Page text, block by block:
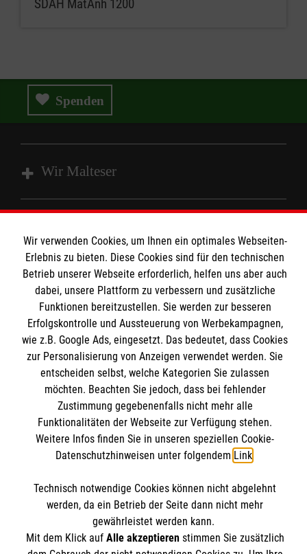
SDAH MatAnh 1200
Spenden
Wir Malteser
Angebote & Leistungen
Kursangebote
Mitarbeiten
Informationen
Kontakt
Impressum
Datenschutz
Malteser online
Malteserorden
Malteser International
Spendenkonto
Empfänger: Malteser Hilfsdienst e.V.
BIC: GENODED1PA7
Der Malteser Hilfsdienst e.V. ist als eingetragene
Wir verwenden Cookies, um Ihnen ein optimales Webseiten-
Erlebnis zu bieten. Diese Cookies sind für den technischen
Betrieb unserer Webseite erforderlich, helfen uns aber auch
dabei, unsere Plattform zu verbessern und zusätzliche
Funktionen bereitzustellen. Sie werden zur besseren
Erfolgskontrolle und Aussteuerung von Werbekampagnen,
wie z.B. Google Ads, eingesetzt. Das bedeutet, dass Cookies
zur Personalisierung von Anzeigen verwendet werden. Sie
entscheiden selbst, welche Kategorien Sie zulassen
möchten. Beachten Sie jedoch, dass bei fehlender
Zustimmung gegebenenfalls nicht mehr alle
Funktionalitäten der Webseite zur Verfügung stehen.
Weitere Infos finden Sie in unseren speziellen Cookie-
Datenschutzhinweisen unter folgendem Link.
Technisch notwendige Cookies können nicht abgelehnt
werden, da ein Betrieb der Seite dann nicht mehr
gewährleistet werden kann.
Mit dem Klick auf Alle akzeptierenstimmen Sie zusätzlich